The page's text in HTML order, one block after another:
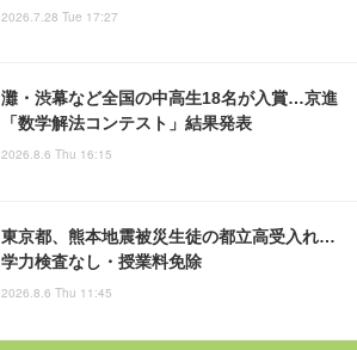
2026.7.28 Tue 17:27
灘・渋幕など全国の中高生18名が入賞…京進
「数学解法コンテスト」結果発表
2026.8.6 Thu 16:15
東京都、熊本地震被災生徒の都立高受入れ…
学力検査なし・授業料免除
2026.8.6 Thu 11:45